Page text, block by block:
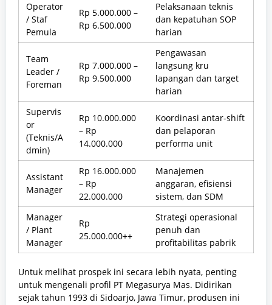
Operator
/ Staf
Pemula
Rp 5.000.000 –
Rp 6.500.000
Pelaksanaan teknis
dan kepatuhan SOP
harian
Team
Leader /
Foreman
Rp 7.000.000 –
Rp 9.500.000
Pengawasan
langsung kru
lapangan dan target
harian
Supervis
or
(Teknis/A
dmin)
Rp 10.000.000
– Rp
14.000.000
Koordinasi antar-shift
dan pelaporan
performa unit
Assistant
Manager
Rp 16.000.000
– Rp
22.000.000
Manajemen
anggaran, efisiensi
sistem, dan SDM
Manager
/ Plant
Manager
Rp
25.000.000++
Strategi operasional
penuh dan
profitabilitas pabrik
Untuk melihat prospek ini secara lebih nyata, penting
untuk mengenali profil PT Megasurya Mas. Didirikan
sejak tahun 1993 di Sidoarjo, Jawa Timur, produsen ini